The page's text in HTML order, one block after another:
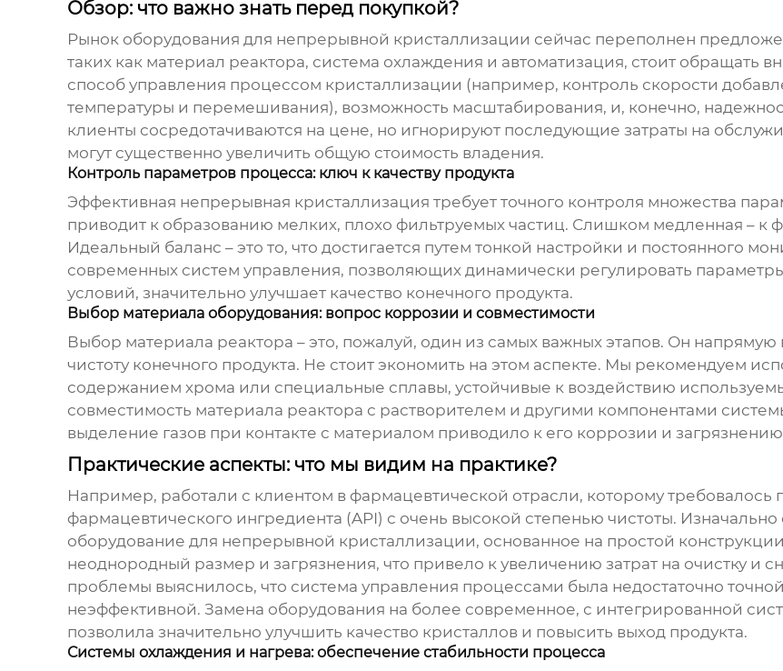
Обзор: что важно знать перед покупкой?
Рынок оборудования для непрерывной кристаллизации сейчас переполнен
таких как материал реактора, система охлаждения и автоматизация, стоит обращать
способ управления процессом кристаллизации (например, контроль скорости
температуры и перемешивания), возможность масштабирования, и, конечно,
клиенты сосредотачиваются на цене, но игнорируют последующие затраты на
могут существенно увеличить общую стоимость владения.
Контроль параметров процесса: ключ к качеству продукта
Эффективная непрерывная кристаллизация требует точного контроля множества
приводит к образованию мелких, плохо фильтруемых частиц. Слишком медленная – к
Идеальный баланс – это то, что достигается путем тонкой настройки и постоянного
современных систем управления, позволяющих динамически регулировать
условий, значительно улучшает качество конечного продукта.
Выбор материала оборудования: вопрос коррозии и совместимости
Выбор материала реактора – это, пожалуй, один из самых важных этапов. Он
чистоту конечного продукта. Не стоит экономить на этом аспекте. Мы рекомендуем
содержанием хрома или специальные сплавы, устойчивые к воздействию
совместимость материала реактора с растворителем и другими компонентами
выделение газов при контакте с материалом приводило к его коррозии и загрязнению
Практические аспекты: что мы видим на практике?
Например, работали с клиентом в фармацевтической отрасли, которому требовалось
фармацевтического ингредиента (API) с очень высокой степенью чистоты.
оборудование для непрерывной кристаллизации, основанное на простой
неоднородный размер и загрязнения, что привело к увеличению затрат на очистку и
проблемы выяснилось, что система управления процессами была недостаточно
неэффективной. Замена оборудования на более современное, с интегрированной
позволила значительно улучшить качество кристаллов и повысить выход продукта.
Системы охлаждения и нагрева: обеспечение стабильности процесса